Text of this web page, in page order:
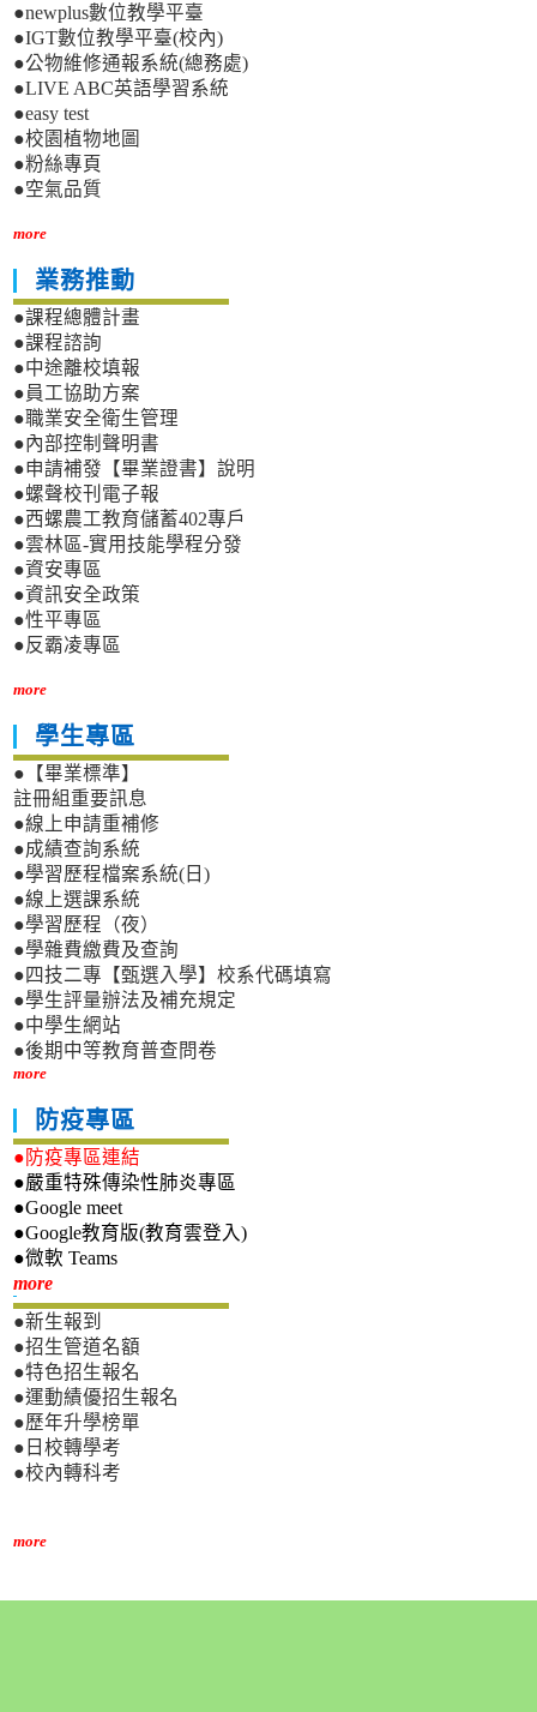
●newplus數位教學平臺
●IGT數位教學平臺(校內)
●公物維修通報系統(總務處)
●LIVE ABC英語學習系統
●easy test
●校園植物地圖
●粉絲專頁
●空氣品質
more
業務推動
●課程總體計畫
●課程諮詢
●中途離校填報
●員工協助方案
●職業安全衛生管理
●內部控制聲明書
●申請補發【畢業證書】說明
●螺聲校刊電子報
●西螺農工教育儲蓄402專戶
●雲林區-實用技能學程分發
●資安專區
●資訊安全政策
●性平專區
●反霸凌專區
more
學生專區
●【畢業標準】
註冊組重要訊息
●線上申請重補修
●成績查詢系統
●學習歷程檔案系統(日)
●線上選課系統
●學習歷程（夜）
●學雜費繳費及查詢
●四技二專【甄選入學】校系代碼填寫
●學生評量辦法及補充規定
●中學生網站
●後期中等教育普查問卷
more
防疫專區
●防疫專區連結
●嚴重特殊傳染性肺炎專區
●Google meet
●Google教育版(教育雲登入)
●微軟 Teams
more新生專區
●新生報到
●招生管道名額
●特色招生報名
●運動績優招生報名
●歷年升學榜單
●日校轉學考
●校內轉科考
more